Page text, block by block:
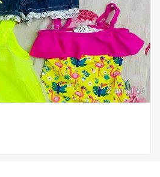
2 ans Il ya